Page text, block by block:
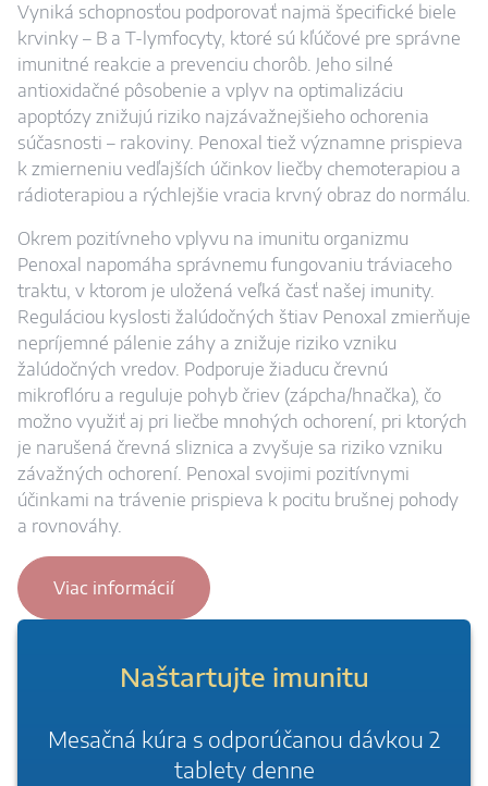
Vyniká schopnosťou podporovať najmä špecifické biele
krvinky – B a T-lymfocyty, ktoré sú kľúčové pre správne
imunitné reakcie a prevenciu chorôb. Jeho silné
antioxidačné pôsobenie a vplyv na optimalizáciu
apoptózy znižujú riziko najzávažnejšieho ochorenia
súčasnosti – rakoviny. Penoxal tiež významne prispieva
k zmierneniu vedľajších účinkov liečby chemoterapiou a
rádioterapiou a rýchlejšie vracia krvný obraz do normálu.
Okrem pozitívneho vplyvu na imunitu organizmu
Penoxal napomáha správnemu fungovaniu tráviaceho
traktu, v ktorom je uložená veľká časť našej imunity.
Reguláciou kyslosti žalúdočných štiav Penoxal zmierňuje
nepríjemné pálenie záhy a znižuje riziko vzniku
žalúdočných vredov. Podporuje žiaducu črevnú
mikroflóru a reguluje pohyb čriev (zápcha/hnačka), čo
možno využiť aj pri liečbe mnohých ochorení, pri ktorých
je narušená črevná sliznica a zvyšuje sa riziko vzniku
závažných ochorení. Penoxal svojimi pozitívnymi
účinkami na trávenie prispieva k pocitu brušnej pohody
a rovnováhy.
Viac informácií
Naštartujte imunitu
Mesačná kúra s odporúčanou dávkou 2
tablety denne